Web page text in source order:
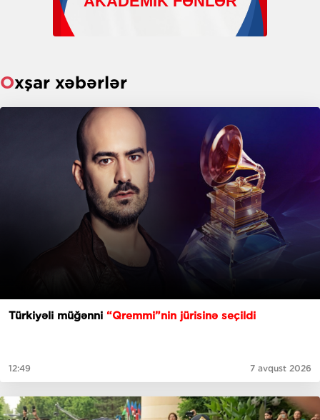
Oxşar xəbərlər
Türkiyəli müğənni “Qremmi”nin jürisinə seçildi
12:49 7 avqust 2026